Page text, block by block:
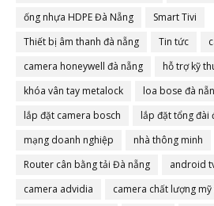
ống nhựa HDPE Đà Nẵng
Smart Tivi
Thiết bị âm thanh đà nẵng
Tin tức
camera honeywell đà nẵng
hỗ trợ kỹ
khóa vân tay metalock
loa bose đà
lắp đặt camera bosch
lắp đặt tổng đài
mạng doanh nghiệp
nhà thông minh
Router cân bằng tải Đà nẵng
android
camera advidia
camera chất lượng